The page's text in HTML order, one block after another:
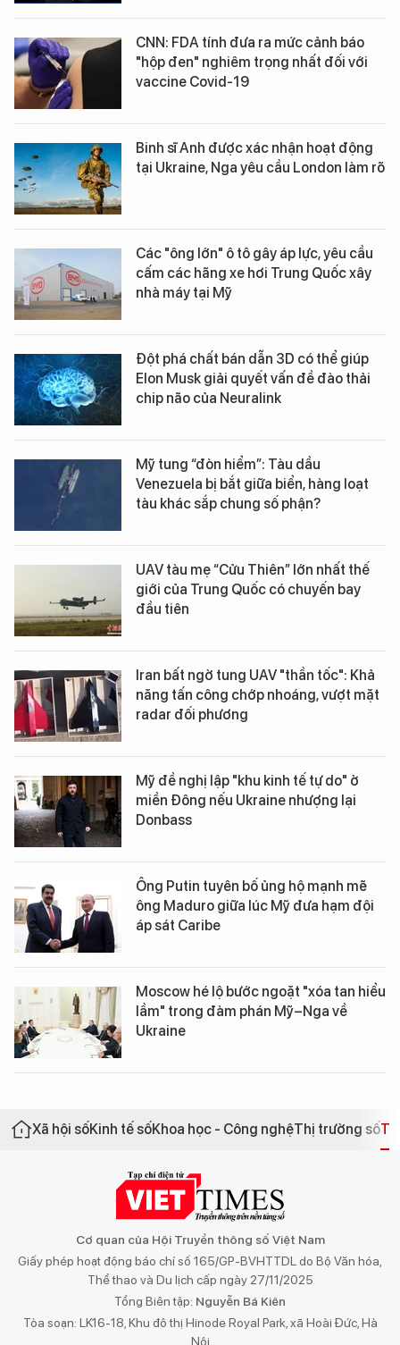
CNN: FDA tính đưa ra mức cảnh báo
"hộp đen" nghiêm trọng nhất đối với
vaccine Covid-19
Binh sĩ Anh được xác nhận hoạt động
tại Ukraine, Nga yêu cầu London làm rõ
Các "ông lớn" ô tô gây áp lực, yêu cầu
cấm các hãng xe hơi Trung Quốc xây
nhà máy tại Mỹ
Đột phá chất bán dẫn 3D có thể giúp
Elon Musk giải quyết vấn đề đào thải
chip não của Neuralink
Mỹ tung “đòn hiểm”: Tàu dầu
Venezuela bị bắt giữa biển, hàng loạt
tàu khác sắp chung số phận?
UAV tàu mẹ “Cửu Thiên” lớn nhất thế
giới của Trung Quốc có chuyến bay
đầu tiên
Iran bất ngờ tung UAV "thần tốc": Khả
năng tấn công chớp nhoáng, vượt mặt
radar đối phương
Mỹ đề nghị lập "khu kinh tế tự do" ở
miền Đông nếu Ukraine nhượng lại
Donbass
Ông Putin tuyên bố ủng hộ mạnh mẽ
ông Maduro giữa lúc Mỹ đưa hạm đội
áp sát Caribe
Moscow hé lộ bước ngoặt "xóa tan hiểu
lầm" trong đàm phán Mỹ–Nga về
Ukraine
Xã hội sốKinh tế sốKhoa học - Công nghệThị trường số
Cơ quan của Hội Truyền thông số Việt Nam
Giấy phép hoạt động báo chí số 165/GP-BVHTTDL do Bộ Văn hóa,
Thể thao và Du lịch cấp ngày 27/11/2025
Tổng Biên tập: Nguyễn Bá Kiên
Tòa soạn: LK16-18, Khu đô thị Hinode Royal Park, xã Hoài Đức, Hà
Nội